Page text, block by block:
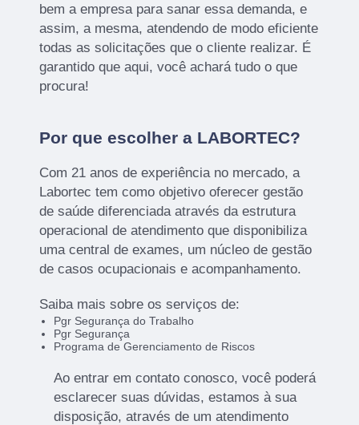
bem a empresa para sanar essa demanda, e
assim, a mesma, atendendo de modo eficiente
todas as solicitações que o cliente realizar. É
garantido que aqui, você achará tudo o que
procura!
Por que escolher a LABORTEC?
Com 21 anos de experiência no mercado, a
Labortec tem como objetivo oferecer gestão
de saúde diferenciada através da estrutura
operacional de atendimento que disponibiliza
uma central de exames, um núcleo de gestão
de casos ocupacionais e acompanhamento.
Saiba mais sobre os serviços de:
Pgr Segurança do Trabalho
Pgr Segurança
Programa de Gerenciamento de Riscos
Ao entrar em contato conosco, você poderá
esclarecer suas dúvidas, estamos à sua
disposição, através de um atendimento